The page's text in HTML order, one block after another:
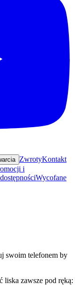
ZwrotyKontakt
i
Wycofane
swoim telefonem by
liska zawsze pod ręką: